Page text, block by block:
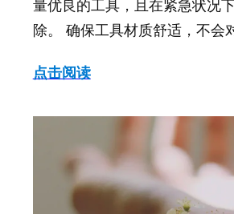
量优良的工具，且在紧急状况
除。 确保工具材质舒适，不会
点击阅读